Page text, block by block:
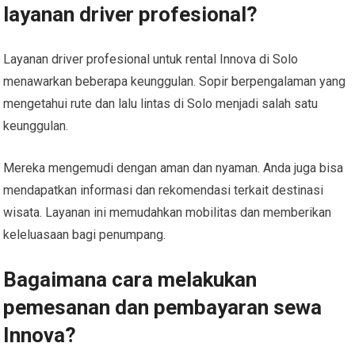
layanan driver profesional?
Layanan driver profesional untuk rental Innova di Solo
menawarkan beberapa keunggulan. Sopir berpengalaman yang
mengetahui rute dan lalu lintas di Solo menjadi salah satu
keunggulan.
Mereka mengemudi dengan aman dan nyaman. Anda juga bisa
mendapatkan informasi dan rekomendasi terkait destinasi
wisata. Layanan ini memudahkan mobilitas dan memberikan
keleluasaan bagi penumpang.
Bagaimana cara melakukan
pemesanan dan pembayaran sewa
Innova?